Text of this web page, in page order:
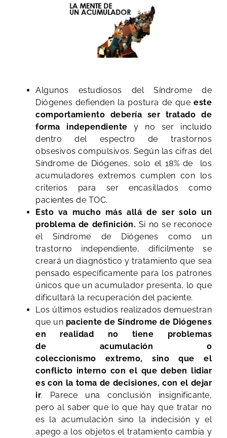
Algunos estudiosos del Síndrome de
Diógenes defienden la postura de que este
comportamiento debería ser tratado de
forma independiente y no ser incluido
dentro del espectro de trastornos
obsesivos compulsivos. Según las cifras del
Síndrome de Diógenes, solo el 18% de los
acumuladores extremos cumplen con los
criterios para ser encasillados como
pacientes de TOC.
Esto va mucho más allá de ser solo un
problema de definición. Si no se reconoce
el Síndrome de Diógenes como un
trastorno independiente, difícilmente se
creará un diagnóstico y tratamiento que sea
pensado específicamente para los patrones
únicos que un acumulador presenta, lo que
dificultará la recuperación del paciente.
Los últimos estudios realizados demuestran
que un paciente de Síndrome de Diógenes
en realidad no tiene problemas
de acumulación o
coleccionismo extremo, sino que el
conflicto interno con el que deben lidiar
es con la toma de decisiones, con el dejar
ir. Parece una conclusión insignificante,
pero al saber que lo que hay que tratar no
es la acumulación sino la indecisión y el
apego a los objetos el tratamiento cambia y